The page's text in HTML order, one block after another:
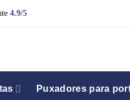
4.9/5
Puxadores para